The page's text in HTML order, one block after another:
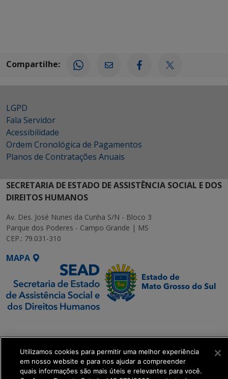
Compartilhe:
LGPD
Fala Servidor
Acessibilidade
Ordem Cronológica de Pagamentos
Planos de Contratações Anuais
SECRETARIA DE ESTADO DE ASSISTÊNCIA SOCIAL E DOS
DIREITOS HUMANOS
Av. Des. José Nunes da Cunha S/N - Bloco 3
Parque dos Poderes - Campo Grande | MS
CEP.: 79.031-310
MAPA
Executiva de
Transformação Digital
get_footer();
Utilizamos cookies para permitir uma melhor experiência
em nosso website e para nos ajudar a compreender
quais informações são mais úteis e relevantes para você.